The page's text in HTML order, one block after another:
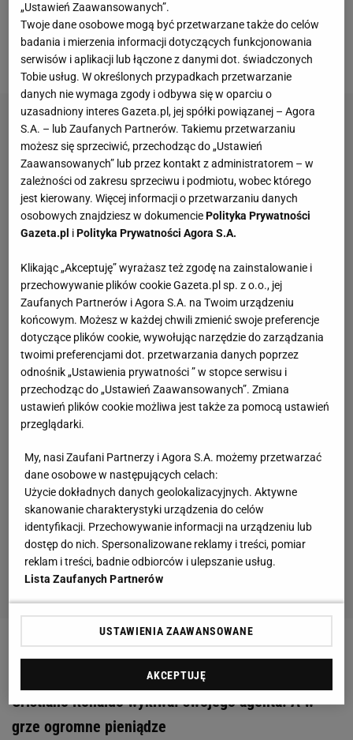
dziennikarze donoszą, że piłkarz "wykiwał" swojego
agenta Jorge Mendesa przy okazji transferu
do Al-
Nassr.
Cristiano Ronaldo wykiwał swojego agenta. A w
grze ogromne pieniądze
„Ustawień Zaawansowanych”.
Twoje dane osobowe mogą być przetwarzane także do celów
badania i mierzenia informacji dotyczących funkcjonowania
serwisów i aplikacji lub łączone z danymi dot. świadczonych
Tobie usług. W określonych przypadkach przetwarzanie
danych nie wymaga zgody i odbywa się w oparciu o
uzasadniony interes Gazeta.pl, jej spółki powiązanej – Agora
S.A. – lub Zaufanych Partnerów. Takiemu przetwarzaniu
możesz się sprzeciwić, przechodząc do „Ustawień
Zaawansowanych” lub przez kontakt z administratorem – w
zależności od zakresu sprzeciwu i podmiotu, wobec którego
jest kierowany. Więcej informacji o przetwarzaniu danych
osobowych znajdziesz w dokumenciePolityka Prywatności
Gazeta.pl iPolityka Prywatności Agora S.A.
Klikając „Akceptuję” wyrażasz też zgodę na zainstalowanie i
przechowywanie plików cookie Gazeta.pl sp. z o.o., jej
Zaufanych Partnerów i Agora S.A. na Twoim urządzeniu
końcowym. Możesz w każdej chwili zmienić swoje preferencje
dotyczące plików cookie, wywołując narzędzie do zarządzania
twoimi preferencjami dot. przetwarzania danych poprzez
odnośnik „Ustawienia prywatności ” w stopce serwisu i
przechodząc do „Ustawień Zaawansowanych”. Zmiana
ustawień plików cookie możliwa jest także za pomocą ustawień
przeglądarki.
My, nasi Zaufani Partnerzy i Agora S.A. możemy przetwarzać
dane osobowe w następujących celach:
Użycie dokładnych danych geolokalizacyjnych. Aktywne
skanowanie charakterystyki urządzenia do celów
identyfikacji. Przechowywanie informacji na urządzeniu lub
dostęp do nich. Spersonalizowane reklamy i treści, pomiar
reklam i treści, badnie odbiorców i ulepszanie usług.
Lista Zaufanych Partnerów
USTAWIENIA ZAAWANSOWANE
AKCEPTUJĘ